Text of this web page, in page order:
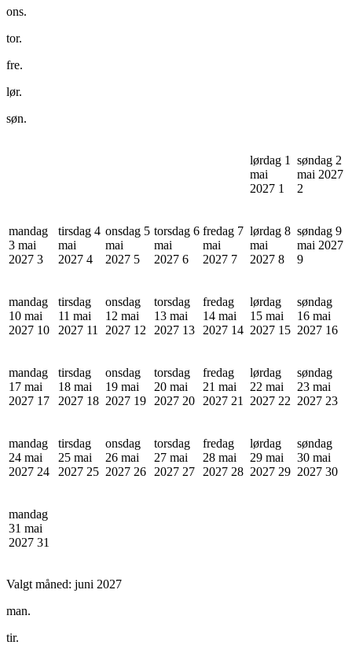
ons.
tor.
fre.
lør.
søn.
lørdag 1
mai
2027 1
søndag 2
mai 2027
2
mandag
3 mai
2027 3
tirsdag 4
mai
2027 4
onsdag 5
mai
2027 5
torsdag 6
mai
2027 6
fredag 7
mai
2027 7
lørdag 8
mai
2027 8
søndag 9
mai 2027
9
mandag
10 mai
2027 10
tirsdag
11 mai
2027 11
onsdag
12 mai
2027 12
torsdag
13 mai
2027 13
fredag
14 mai
2027 14
lørdag
15 mai
2027 15
søndag
16 mai
2027 16
mandag
17 mai
2027 17
tirsdag
18 mai
2027 18
onsdag
19 mai
2027 19
torsdag
20 mai
2027 20
fredag
21 mai
2027 21
lørdag
22 mai
2027 22
søndag
23 mai
2027 23
mandag
24 mai
2027 24
tirsdag
25 mai
2027 25
onsdag
26 mai
2027 26
torsdag
27 mai
2027 27
fredag
28 mai
2027 28
lørdag
29 mai
2027 29
søndag
30 mai
2027 30
mandag
31 mai
2027 31
Valgt måned: juni 2027
man.
tir.